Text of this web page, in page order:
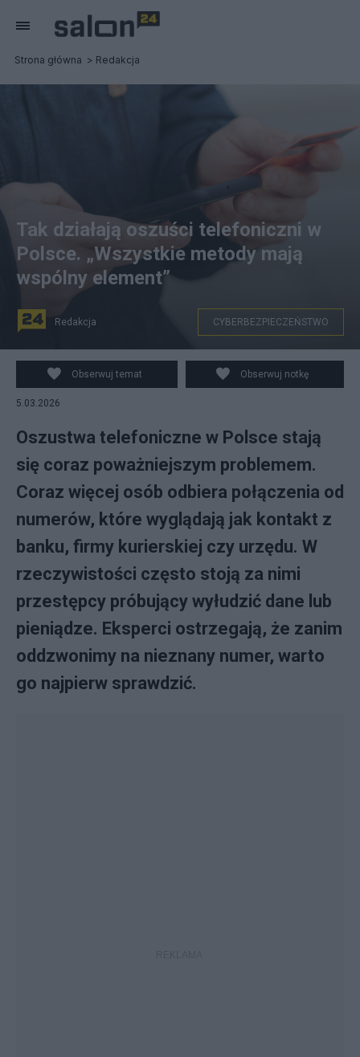
Strona główna Redakcja
n/z: osoba korzystająca ze smartfonu. Zdjęcie
ilustracyjne. fot. Anete Lusina, Pexels
Tak działają oszuści telefoniczni w
Polsce. „Wszystkie metody mają
wspólny element”
Redakcja CYBERBEZPIECZEŃSTWO
Obserwuj temat Obserwuj notkę
5.03.2026
Oszustwa telefoniczne w Polsce stają
się coraz poważniejszym problemem.
Coraz więcej osób odbiera połączenia od
numerów, które wyglądają jak kontakt z
banku, firmy kurierskiej czy urzędu. W
rzeczywistości często stoją za nimi
przestępcy próbujący wyłudzić dane lub
pieniądze. Eksperci ostrzegają, że zanim
oddzwonimy na nieznany numer, warto
go najpierw sprawdzić.